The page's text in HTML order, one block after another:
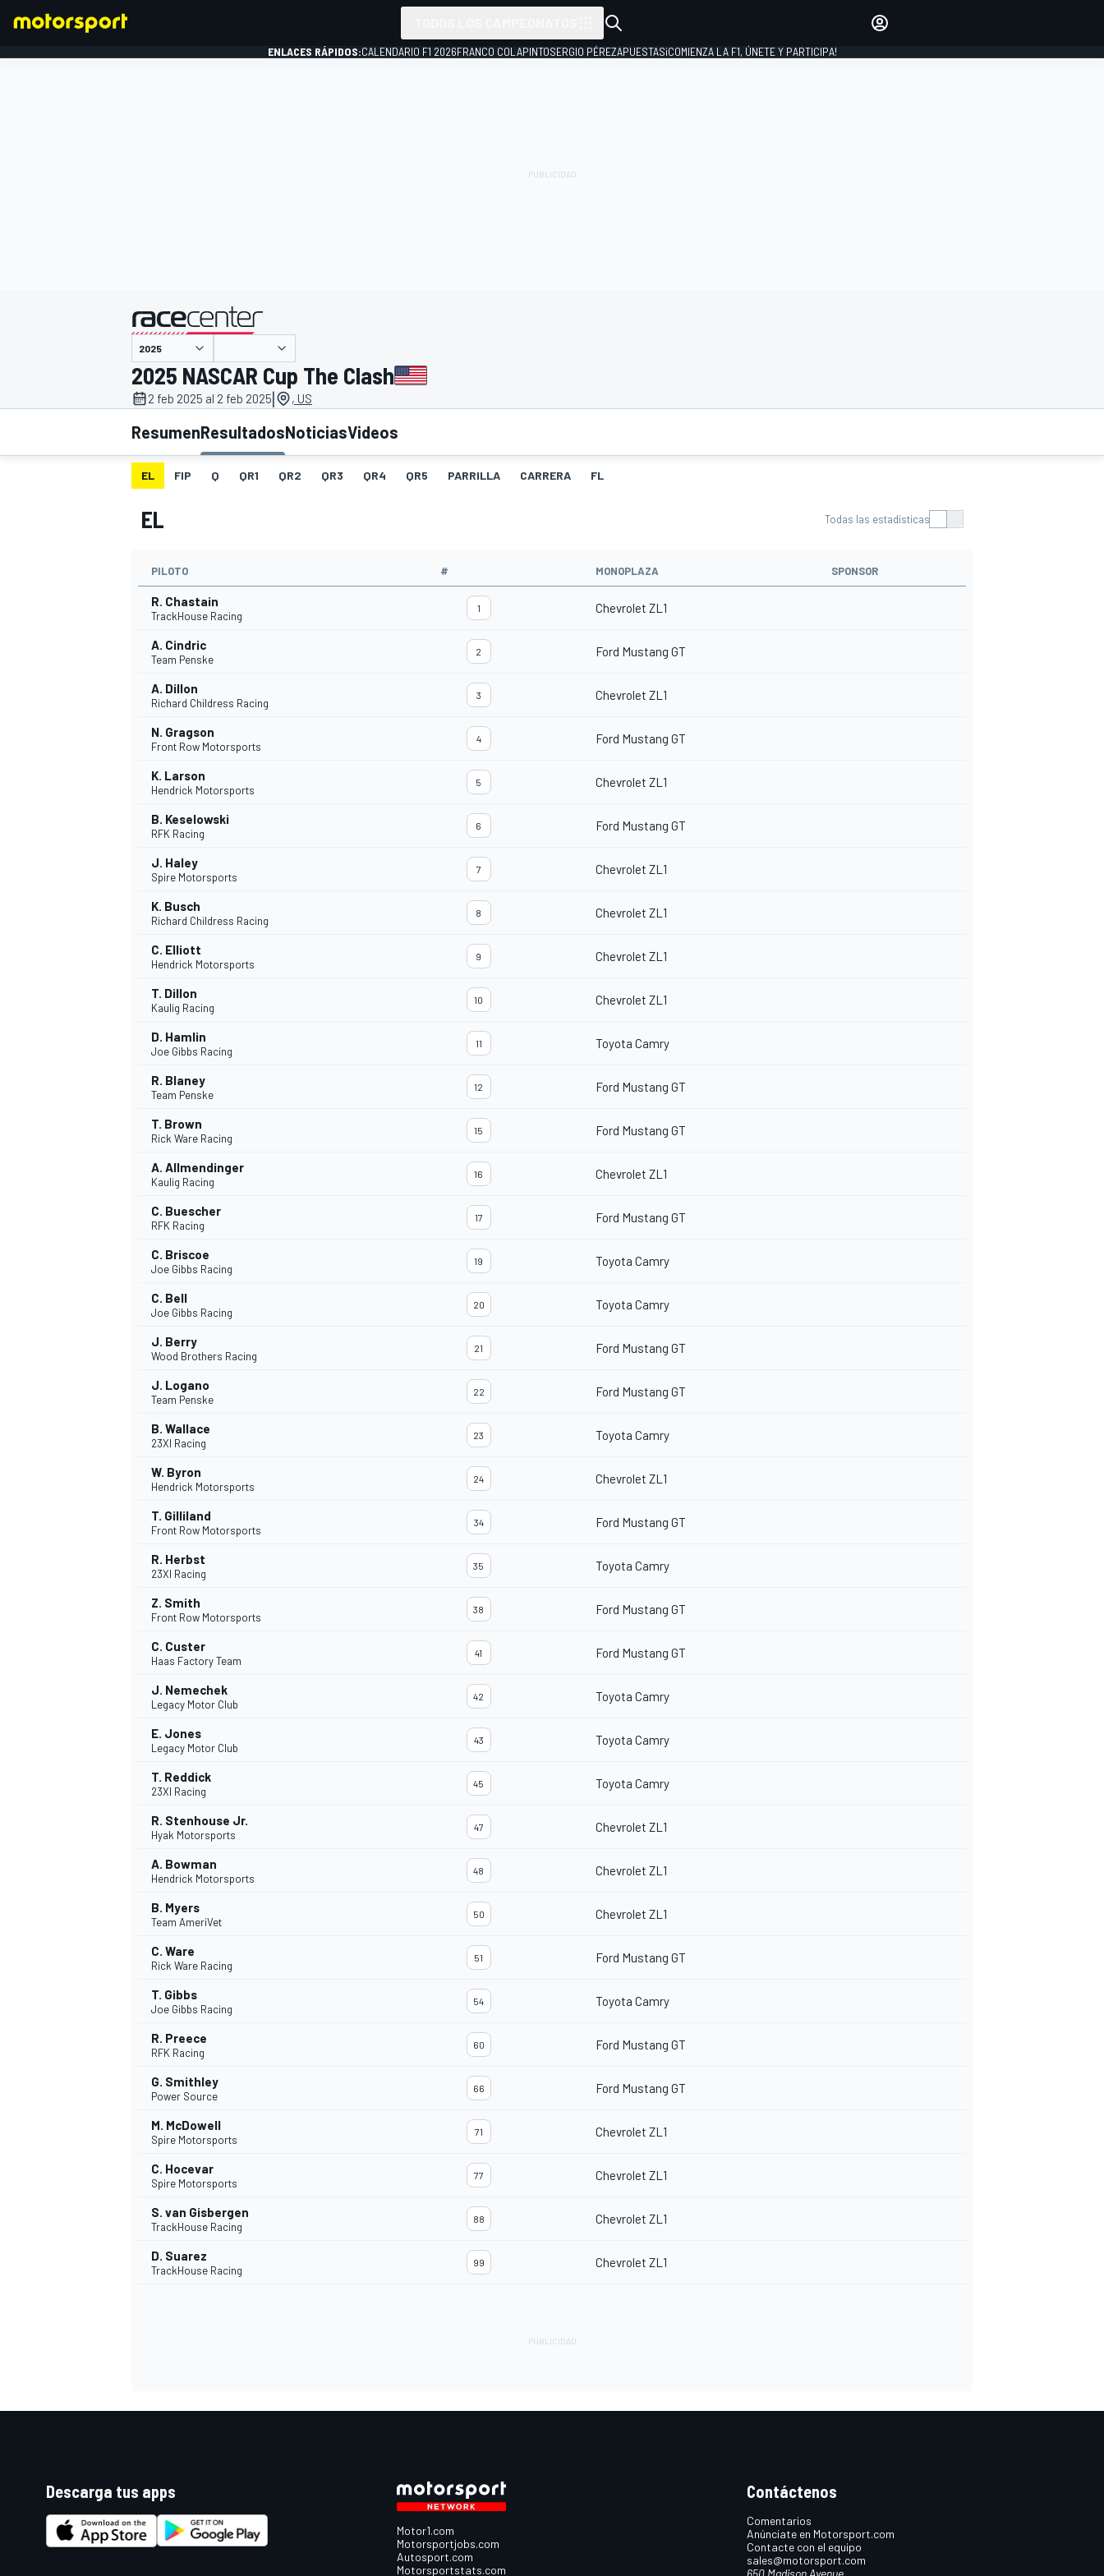
INDYCAR
MOTOGP
NASCAR CUP
FÓRMULA E
INICIAR SESIÓN
ENLACES RÁPIDOS:CALENDARIO F1 2026FRANCO COLAPINTOSERGIO PÉREZAPUESTAS¡COMIENZA LA F1, ÚNETE Y PARTICIPA!
presentado por
2025 NASCAR Cup The Clash
2 feb 2025 al 2 feb 2025| , US
ResumenResultadosNoticiasVideos
EL FIP Q QR1 QR2 QR3 QR4 QR5 PARRILLA CARRERA FL
EL Todas las estadísticas
PILOTO # MONOPLAZA SPONSOR
R. Chastain
TrackHouse Racing
1 Chevrolet ZL1
A. Cindric
Team Penske
2 Ford Mustang GT
A. Dillon
Richard Childress Racing
3 Chevrolet ZL1
N. Gragson
Front Row Motorsports
4 Ford Mustang GT
K. Larson
Hendrick Motorsports
5 Chevrolet ZL1
B. Keselowski
RFK Racing
6 Ford Mustang GT
J. Haley
Spire Motorsports
7 Chevrolet ZL1
K. Busch
Richard Childress Racing
8 Chevrolet ZL1
C. Elliott
Hendrick Motorsports
9 Chevrolet ZL1
T. Dillon
Kaulig Racing
10 Chevrolet ZL1
D. Hamlin
Joe Gibbs Racing
11 Toyota Camry
R. Blaney
Team Penske
12 Ford Mustang GT
T. Brown
Rick Ware Racing
15 Ford Mustang GT
A. Allmendinger
Kaulig Racing
16 Chevrolet ZL1
C. Buescher
RFK Racing
17 Ford Mustang GT
C. Briscoe
Joe Gibbs Racing
19 Toyota Camry
C. Bell
Joe Gibbs Racing
20 Toyota Camry
J. Berry
Wood Brothers Racing
21 Ford Mustang GT
J. Logano
Team Penske
22 Ford Mustang GT
B. Wallace
23XI Racing
23 Toyota Camry
W. Byron
Hendrick Motorsports
24 Chevrolet ZL1
T. Gilliland
Front Row Motorsports
34 Ford Mustang GT
R. Herbst
23XI Racing
35 Toyota Camry
Z. Smith
Front Row Motorsports
38 Ford Mustang GT
C. Custer
Haas Factory Team
41 Ford Mustang GT
J. Nemechek
Legacy Motor Club
42 Toyota Camry
E. Jones
Legacy Motor Club
43 Toyota Camry
T. Reddick
23XI Racing
45 Toyota Camry
R. Stenhouse Jr.
Hyak Motorsports
47 Chevrolet ZL1
A. Bowman
Hendrick Motorsports
48 Chevrolet ZL1
B. Myers
Team AmeriVet
50 Chevrolet ZL1
C. Ware
Rick Ware Racing
51 Ford Mustang GT
T. Gibbs
Joe Gibbs Racing
54 Toyota Camry
R. Preece
RFK Racing
60 Ford Mustang GT
G. Smithley
Power Source
66 Ford Mustang GT
M. McDowell
Spire Motorsports
71 Chevrolet ZL1
C. Hocevar
Spire Motorsports
77 Chevrolet ZL1
S. van Gisbergen
TrackHouse Racing
88 Chevrolet ZL1
D. Suarez
TrackHouse Racing
99 Chevrolet ZL1
Descarga tus apps
Motor1.com
Motorsportjobs.com
Autosport.com
Motorsportstats.com
Contáctenos
Comentarios
Anúnciate en Motorsport.com
Contacte con el equipo
sales@motorsport.com
650 Madison Avenue